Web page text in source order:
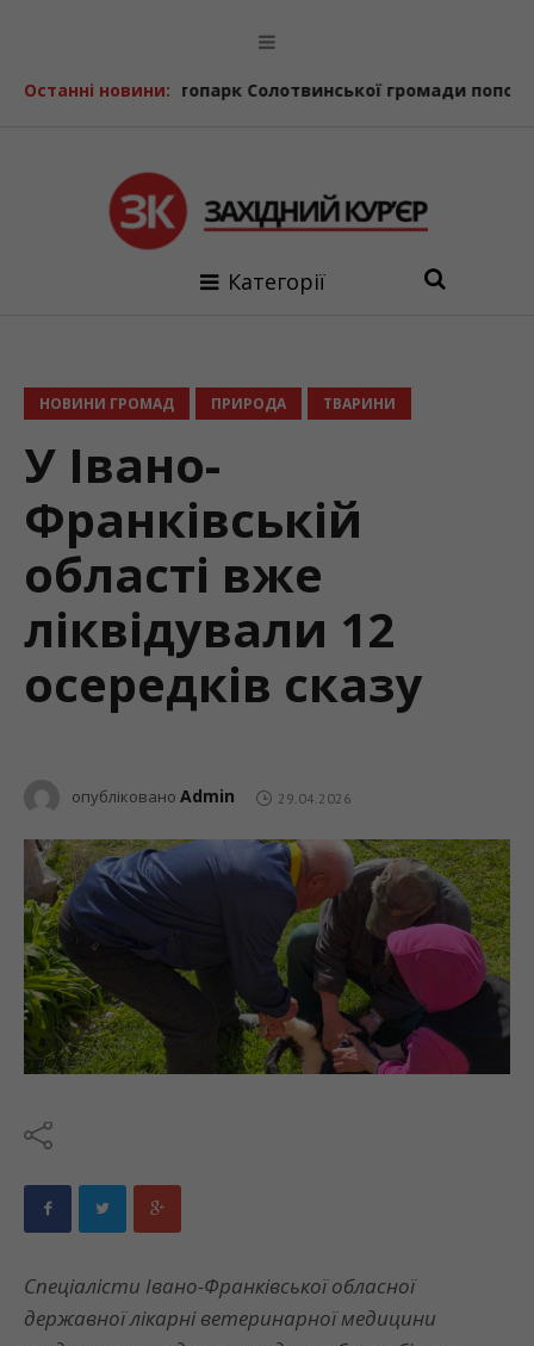
Останні новини:
Автопарк Солотвинської громади поповнив ще
Категорії
НОВИНИ ГРОМАД ПРИРОДА ТВАРИНИ
У Івано-
Франківській
області вже
ліквідували 12
осередків сказу
опубліковано Admin 29.04.2026
Спеціалісти Івано-Франківської обласної
державної лікарні ветеринарної медицини